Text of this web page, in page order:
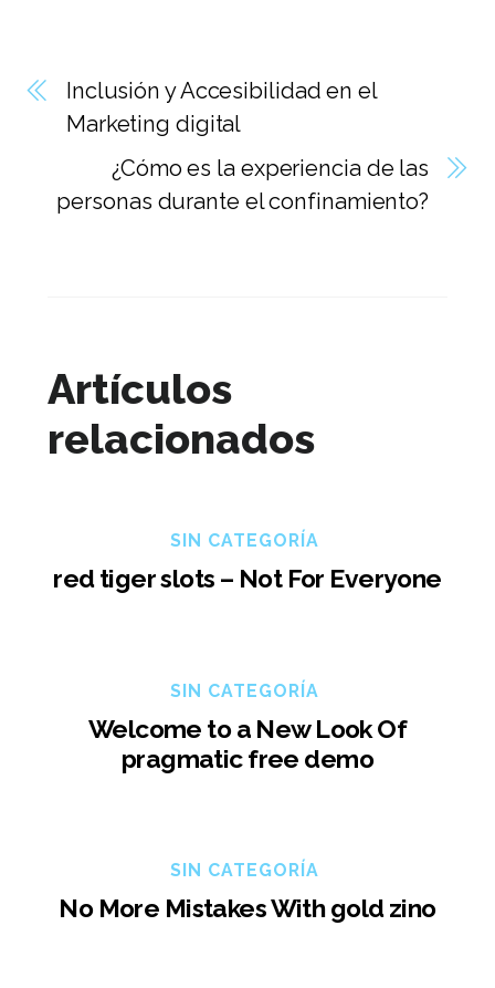
Inclusión y Accesibilidad en el
Marketing digital
¿Cómo es la experiencia de las
personas durante el confinamiento?
Artículos
relacionados
SIN CATEGORÍA
red tiger slots – Not For Everyone
SIN CATEGORÍA
Welcome to a New Look Of
pragmatic free demo
SIN CATEGORÍA
No More Mistakes With gold zino